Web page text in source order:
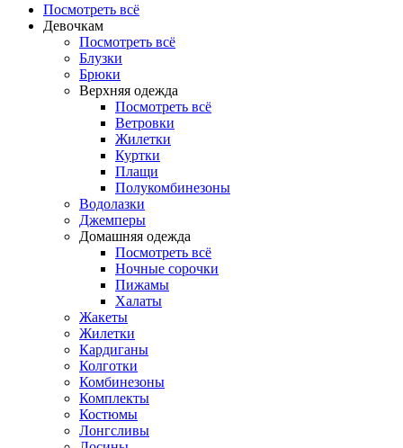
Посмотреть всё
Девочкам
Посмотреть всё
Блузки
Брюки
Верхняя одежда
Посмотреть всё
Ветровки
Жилетки
Куртки
Плащи
Полукомбинезоны
Водолазки
Джемперы
Домашняя одежда
Посмотреть всё
Ночные сорочки
Пижамы
Халаты
Жакеты
Жилетки
Кардиганы
Колготки
Комбинезоны
Комплекты
Костюмы
Лонгсливы